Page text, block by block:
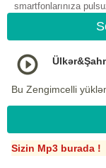
smartfonlarınıza
Bu Zengimcelli
Sizin Mp3 burada !